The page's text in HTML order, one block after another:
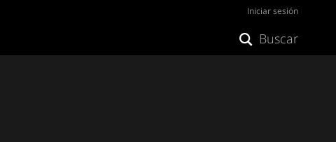
Iniciar sesión
Buscar